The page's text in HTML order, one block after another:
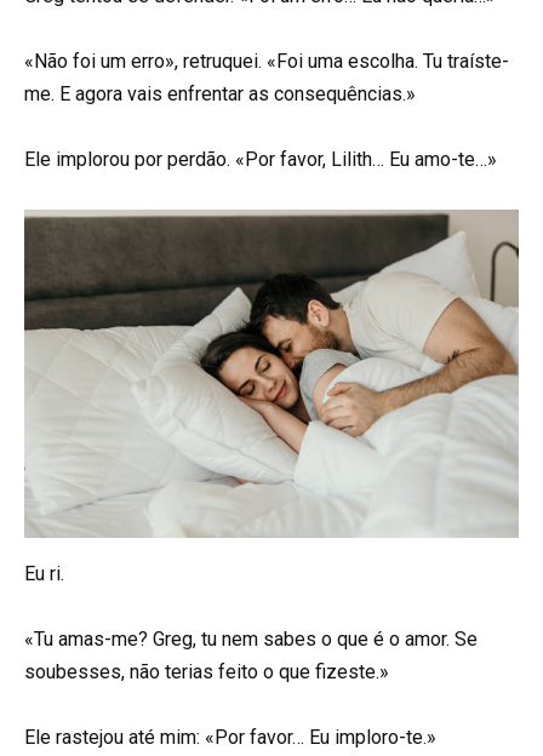
«Não foi um erro», retruquei. «Foi uma escolha. Tu traíste-
me. E agora vais enfrentar as consequências.»
Ele implorou por perdão. «Por favor, Lilith… Eu amo-te…»
Eu ri.
«Tu amas-me? Greg, tu nem sabes o que é o amor. Se
soubesses, não terias feito o que fizeste.»
Ele rastejou até mim: «Por favor… Eu imploro-te.»